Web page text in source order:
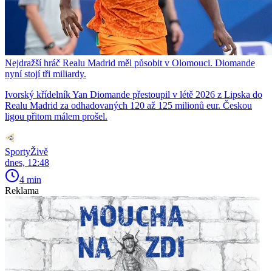
Nejdražší hráč Realu Madrid měl působit v Olomouci. Diomande
nyní stojí tři miliardy.
Ivorský křídelník Yan Diomande přestoupil v létě 2026 z Lipska do
Realu Madrid za odhadovaných 120 až 125 milionů eur. Českou
ligou přitom málem prošel.
SportyŽivě
dnes, 12:48
4 min
Reklama